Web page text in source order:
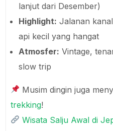
lanjut dari Desember)
Highlight: Jalanan
api kecil yang hangat
Atmosfer: Vintage,
slow trip
Musim dingin juga
trekking!
Wisata Salju Awal di